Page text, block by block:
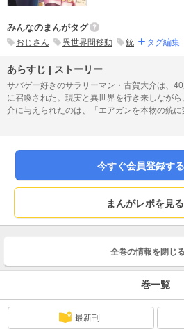
みんなのまんがタグ
おじさん 異世界間移動 銃 タグ編集
あらすじ | ストーリー
サバゲー好きのサラリーマン・古賀大介は、
に召喚された。現実と異世界を行き来しなが
介に与えられたのは、「エアガンを本物の銃
会った女性剣士・レナと共に、大介は唯一の
好きサラリーマンは会社終わりに異世界へ直
しております。重複購入にご注意ください。)
今すぐ会員登録す
まんがレポを見る
全巻の情報を 閉じる
巻一覧
最新刊